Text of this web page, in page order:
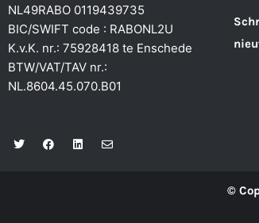
NL49RABO 0119439735
BIC/SWIFT code : RABONL2U
K.v.K. nr.: 75928418 te Enschede
BTW/VAT/TAV nr.:
NL.8604.45.070.B01
T
w
F
a
L
i
E
n
©